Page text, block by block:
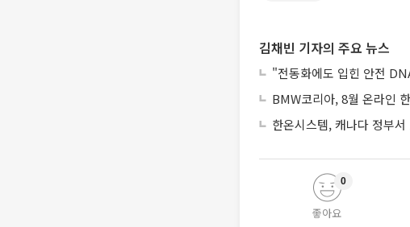
김채빈 기자의 주요 뉴스
"전동화에도 입힌 안전
BMW코리아, 8월 온라인
한온시스템, 캐나다 정부
좋아요
0